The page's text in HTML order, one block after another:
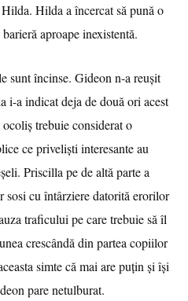
Hilda a încercat să pună o
aproape inexistentă.
sunt încinse. Gideon n-a reușit
i-a indicat deja de două ori acest
trebuie considerat o
ce priveliști interesante au
Priscilla pe de altă parte a
sosi cu întârziere datorită erorilor
traficului pe care trebuie să îl
crescândă din partea copiilor
simte că mai are puțin și își
pare netulburat.